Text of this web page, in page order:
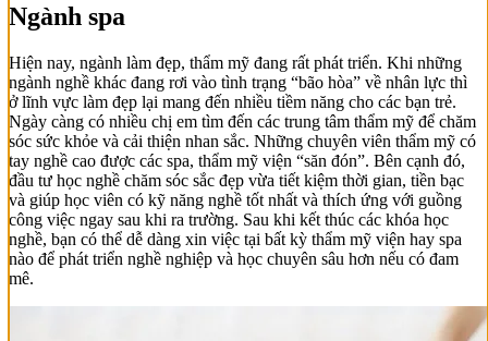
Ngành spa
Hiện nay, ngành làm đẹp, thẩm mỹ đang rất phát triển. Khi những
ngành nghề khác đang rơi vào tình trạng “bão hòa” về nhân lực thì
ở lĩnh vực làm đẹp lại mang đến nhiều tiềm năng cho các bạn trẻ.
Ngày càng có nhiều chị em tìm đến các trung tâm thẩm mỹ để chăm
sóc sức khỏe và cải thiện nhan sắc. Những chuyên viên thẩm mỹ có
tay nghề cao được các spa, thẩm mỹ viện “săn đón”. Bên cạnh đó,
đầu tư học nghề chăm sóc sắc đẹp vừa tiết kiệm thời gian, tiền bạc
và giúp học viên có kỹ năng nghề tốt nhất và thích ứng với guồng
công việc ngay sau khi ra trường. Sau khi kết thúc các khóa học
nghề, bạn có thể dễ dàng xin việc tại bất kỳ thẩm mỹ viện hay spa
nào để phát triển nghề nghiệp và học chuyên sâu hơn nếu có đam
mê.